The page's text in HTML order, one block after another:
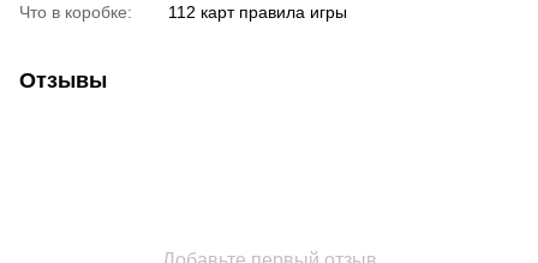
Что в коробке:
112 карт правила игры
Отзывы